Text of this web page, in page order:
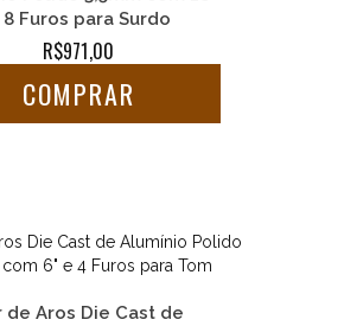
8 Furos para Surdo
R$971,00
COMPRAR
de Aros Die Cast de